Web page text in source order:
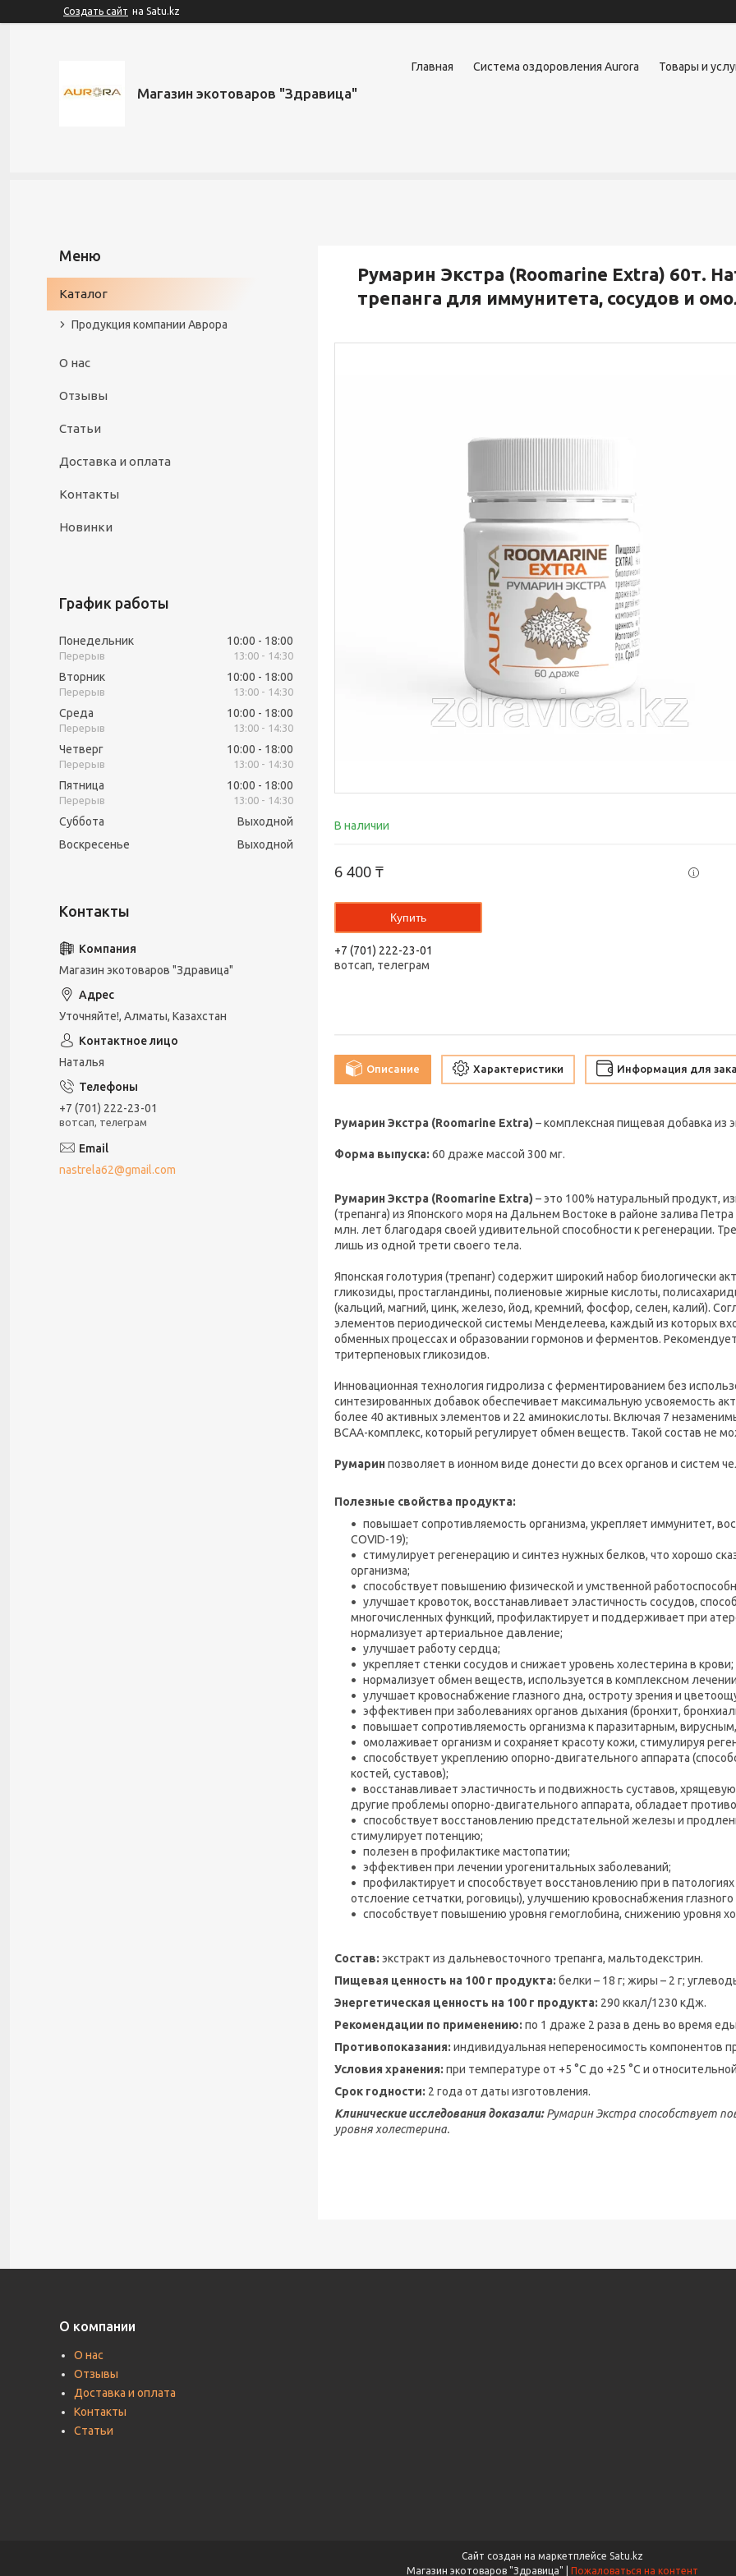
Создать сайт на Satu.kz
Магазин экотоваров "Здравица"
Главная Система оздоровления Aurora Товары и
Румарин Экстра (Roomarine Extra) 60т.
трепанга для иммунитета, сосудов и
В наличии
6 400 ₸
Купить
+7 (701) 222-23-01
вотсап, телеграм
Описание Характеристики Информация для
Румарин Экстра (Roomarine Extra) – комплексная пищевая добавка из
Форма выпуска: 60 драже массой 300 мг.
Румарин Экстра (Roomarine Extra) – это 100% натуральный продукт,
(трепанга) из Японского моря на Дальнем Востоке в районе залива
млн. лет благодаря своей удивительной способности к регенерации.
лишь из одной трети своего тела.
Японская голотурия (трепанг) содержит широкий набор биологически
гликозиды, простагландины, полиеновые жирные кислоты,
(кальций, магний, цинк, железо, йод, кремний, фосфор, селен, калий).
элементов периодической системы Менделеева, каждый из которых
обменных процессах и образовании гормонов и ферментов.
тритерпеновых гликозидов.
Инновационная технология гидролиза c ферментированием без
синтезированных добавок обеспечивает максимальную усвояемость
более 40 активных элементов и 22 аминокислоты. Включая 7
BCAA-комплекс, который регулирует обмен веществ. Такой состав не
Румарин позволяет в ионном виде донести до всех органов и систем
Полезные свойства продукта:
повышает сопротивляемость организма, укрепляет иммунитет,
COVID-19);
стимулирует регенерацию и синтез нужных белков, что хорошо
организма;
способствует повышению физической и умственной
улучшает кровоток, восстанавливает эластичность сосудов,
многочисленных функций, профилактирует и поддерживает при
нормализует артериальное давление;
улучшает работу сердца;
укрепляет стенки сосудов и снижает уровень холестерина в крови;
нормализует обмен веществ, используется в комплексном
улучшает кровоснабжение глазного дна, остроту зрения и
эффективен при заболеваниях органов дыхания (бронхит,
повышает сопротивляемость организма к паразитарным,
омолаживает организм и сохраняет красоту кожи, стимулируя
способствует укреплению опорно-двигательного аппарата
костей, суставов);
восстанавливает эластичность и подвижность суставов,
другие проблемы опорно-двигательного аппарата, обладает
способствует восстановлению предстательной железы и
стимулирует потенцию;
полезен в профилактике мастопатии;
эффективен при лечении урогенитальных заболеваний;
профилактирует и способствует восстановлению при в патологиях
отслоение сетчатки, роговицы), улучшению кровоснабжения глазного
способствует повышению уровня гемоглобина, снижению уровня
Состав: экстракт из дальневосточного трепанга, мальтодекстрин.
Пищевая ценность на 100 г продукта: белки – 18 г; жиры – 2 г;
Энергетическая ценность на 100 г продукта: 290 ккал/1230 кДж.
Рекомендации по применению: по 1 драже 2 раза в день во время
Противопоказания: индивидуальная непереносимость компонентов
Условия хранения: при температуре от +5 °С до +25 °С и
Срок годности: 2 года от даты изготовления.
Клинические исследования доказали:Румарин Экстра способствует
уровня холестерина.
Каталог
Продукция компании Аврора
О нас
Отзывы
Статьи
Доставка и оплата
Контакты
Новинки
График работы
Понедельник 10:00 18:00
13:00 14:30
Вторник 10:00 18:00
13:00 14:30
Среда 10:00 18:00
13:00 14:30
Четверг 10:00 18:00
13:00 14:30
Пятница 10:00 18:00
13:00 14:30
Суббота
Выходной
Воскресенье
Выходной
Магазин экотоваров "Здравица"
Уточняйте!, Алматы, Казахстан
Наталья
+7 (701) 222-23-01
вотсап, телеграм
nastrela62@gmail.com
О компании
О нас
Отзывы
Доставка и оплата
Контакты
Статьи
Сайт создан на маркетплейсе Satu.kz
Пожаловаться на контент